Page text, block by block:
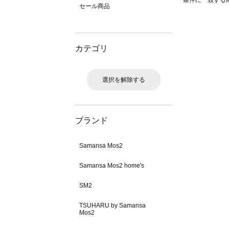
セール商品
カテゴリ
選択を解除する
ブランド
Samansa Mos2
Samansa Mos2 home's
SM2
TSUHARU by Samansa
Mos2